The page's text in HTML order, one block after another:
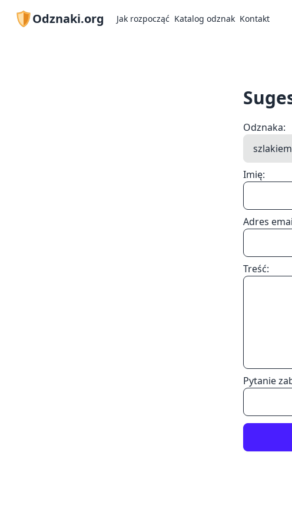
Odznaki.org Jak rozpocząć Katalog odznak Kontakt
Odznaka:
Imię:
Adres
Treść:
Pytanie